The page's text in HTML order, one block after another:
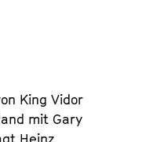
King Vidor
mit Gary
Heinz